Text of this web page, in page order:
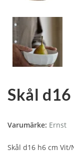
Skål
Varumärke: Ernst
Skål d16 h6 cm